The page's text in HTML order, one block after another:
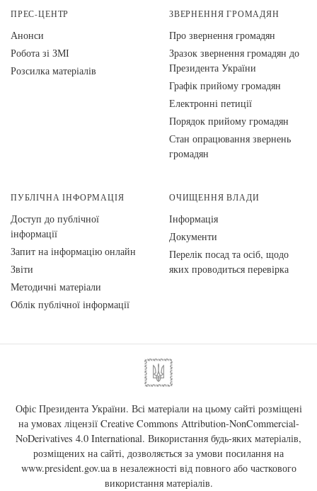
ПРЕС-ЦЕНТР
Анонси
Робота зі ЗМІ
Розсилка матеріалів
ЗВЕРНЕННЯ ГРОМАДЯН
Про звернення громадян
Зразок звернення громадян до
Президента України
Графік прийому громадян
Електронні петиції
Порядок прийому громадян
Стан опрацювання звернень
громадян
ПУБЛІЧНА ІНФОРМАЦІЯ
Доступ до публічної
інформації
Запит на інформацію онлайн
Звіти
Методичні матеріали
Облік публічної інформації
ОЧИЩЕННЯ ВЛАДИ
Інформація
Документи
Перелік посад та осіб, щодо
яких проводиться перевірка
Офіс Президента України. Всі матеріали на цьому сайті розміщені
на умовах ліцензії Creative Commons Attribution-NonCommercial-
NoDerivatives 4.0 International. Використання будь-яких матеріалів,
розміщених на сайті, дозволяється за умови посилання на
www.president.gov.uaв незалежності від повного або часткового
використання матеріалів.